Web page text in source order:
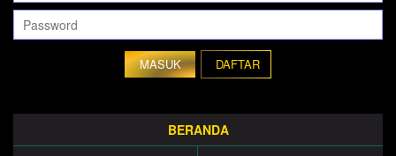
DAFTAR
BERANDA